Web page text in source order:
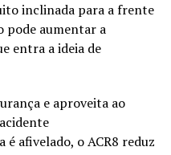
inclinada para a frente
pode aumentar a
entra a ideia de
e aproveita ao
é afivelado, o ACR8 reduz